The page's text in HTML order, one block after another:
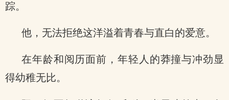
踪。
他，无法拒绝这洋溢着青春与直白的爱意。
在年龄和阅历面前，年轻人的莽撞与冲劲显
得幼稚无比。